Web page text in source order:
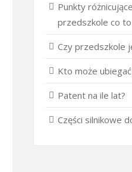
Punkty
przedszkole co
Czy przedszkole
Kto może
Patent na ile lat?
Części silnikowe